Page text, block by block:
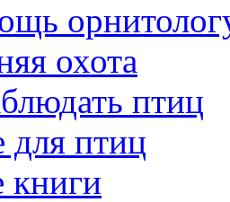
охота
птиц
птиц